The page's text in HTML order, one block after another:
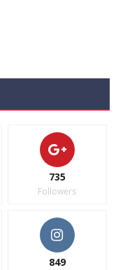
735
Followers
849